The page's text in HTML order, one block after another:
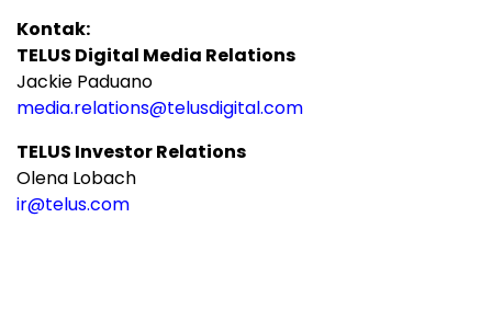
Kontak:
TELUS Digital Media Relations
Jackie Paduano
media.relations@telusdigital.com
TELUS Investor Relations
Olena Lobach
ir@telus.com